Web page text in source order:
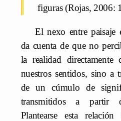
figuras (Rojas, 2006:
El nexo entre paisaje
da cuenta de que no
la realidad
nuestros sentidos, sino a
de un cúmulo de
transmitidos a partir
Plantearse esta